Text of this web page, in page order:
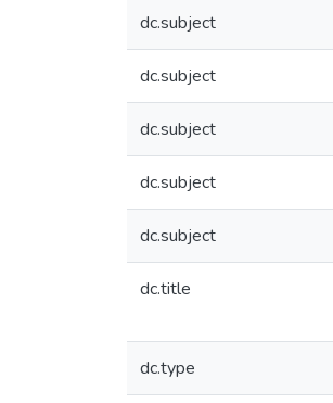
dc.subject
dc.subject
dc.subject
dc.subject
dc.subject
dc.title
dc.type